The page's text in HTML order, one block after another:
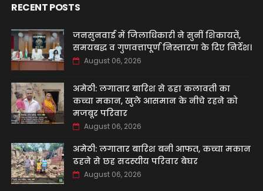
RECENT POSTS
जनसुनवाई में जिलाधिकारी ने सुनीं शिकायतें,
समयबद्ध व गुणवत्तापूर्ण निस्तारण के दिए निर्देश।
August 06, 2026
अमेठी: लगातार बारिश से ढहा कलावती का
कच्चा मकान, खुले आसमान के नीचे रहने को
मजबूर परिवार
August 06, 2026
अमेठी: लगातार बारिश बनी आफत, कच्चा मकान
ढहने से छह सदस्यीय परिवार बेघर
August 06, 2026